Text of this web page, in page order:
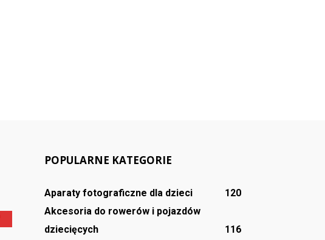
POPULARNE KATEGORIE
Aparaty fotograficzne dla dzieci
120
Akcesoria do rowerów i pojazdów
dziecięcych
116